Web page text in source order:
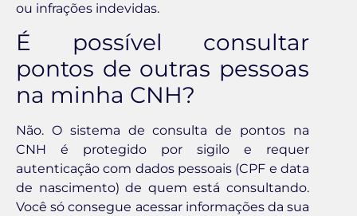
ou infrações indevidas.
É possível consultar
pontos de outras pessoas
na minha CNH?
Não. O sistema de consulta de pontos na
CNH é protegido por sigilo e requer
autenticação com dados pessoais (CPF e data
de nascimento) de quem está consultando.
Você só consegue acessar informações da sua